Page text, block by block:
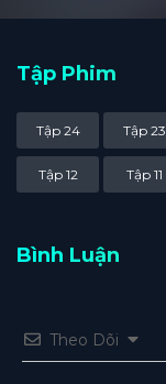
Tập Phim
Tập 24 Tập 23
Tập 12 Tập 11
Bình Luận
Theo Dõi